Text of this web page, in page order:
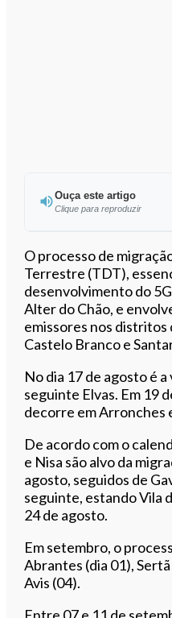
Ouça este artigo
Clique para reproduzir
Ouvir
O processo de
Terrestre (TDT),
desenvolvimento do
Alter do Chão, e
emissores nos
Castelo Branco e
No dia 17 de agosto é a
seguinte Elvas. Em 19
decorre em Arronches
De acordo com o
e Nisa são alvo da
agosto, seguidos de
seguinte, estando Vila
24 de agosto.
Em setembro, o
Abrantes (dia 01),
Avis (04).